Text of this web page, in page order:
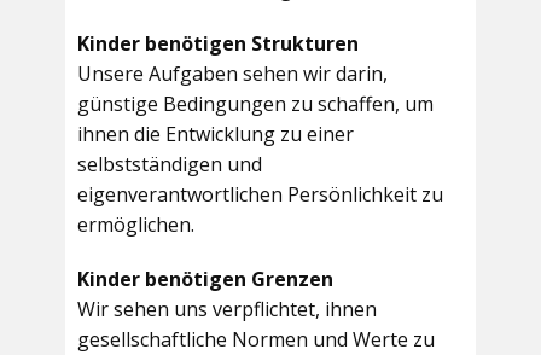
Kinder benötigen Strukturen
Unsere Aufgaben sehen wir darin,
günstige Bedingungen zu schaffen, um
ihnen die Entwicklung zu einer
selbstständigen und
eigenverantwortlichen Persönlichkeit zu
ermöglichen.
Kinder benötigen Grenzen
Wir sehen uns verpflichtet, ihnen
gesellschaftliche Normen und Werte zu